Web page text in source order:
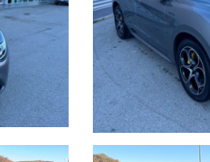
da garanzia di conformità
modello/km/anno/condizioni